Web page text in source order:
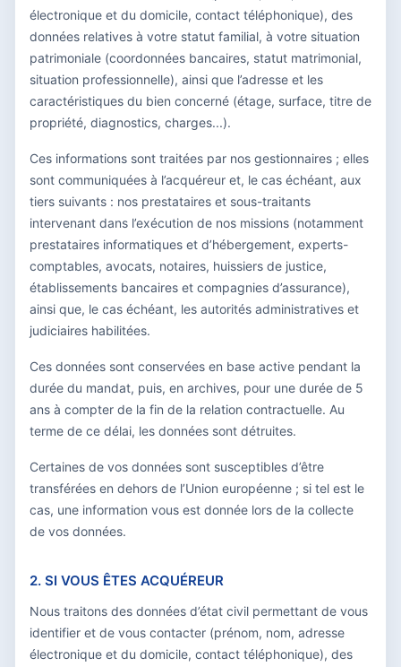
électronique et du domicile, contact téléphonique), des
données relatives à votre statut familial, à votre situation
patrimoniale (coordonnées bancaires, statut matrimonial,
situation professionnelle), ainsi que l’adresse et les
caractéristiques du bien concerné (étage, surface, titre de
propriété, diagnostics, charges...).
Ces informations sont traitées par nos gestionnaires ; elles
sont communiquées à l’acquéreur et, le cas échéant, aux
tiers suivants : nos prestataires et sous-traitants
intervenant dans l’exécution de nos missions (notamment
prestataires informatiques et d’hébergement, experts-
comptables, avocats, notaires, huissiers de justice,
établissements bancaires et compagnies d’assurance),
ainsi que, le cas échéant, les autorités administratives et
judiciaires habilitées.
Ces données sont conservées en base active pendant la
durée du mandat, puis, en archives, pour une durée de 5
ans à compter de la fin de la relation contractuelle. Au
terme de ce délai, les données sont détruites.
Certaines de vos données sont susceptibles d’être
transférées en dehors de l’Union européenne ; si tel est le
cas, une information vous est donnée lors de la collecte
de vos données.
2. SI VOUS ÊTES ACQUÉREUR
Nous traitons des données d’état civil permettant de vous
identifier et de vous contacter (prénom, nom, adresse
électronique et du domicile, contact téléphonique), des